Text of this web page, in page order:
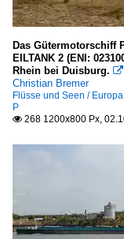
Das Gütermotorschiff
EILTANK 2 (ENI:
Rhein bei Duisburg. 
Christian Bremer
Flüsse und Seen /
P
 268 1200x800 Px,